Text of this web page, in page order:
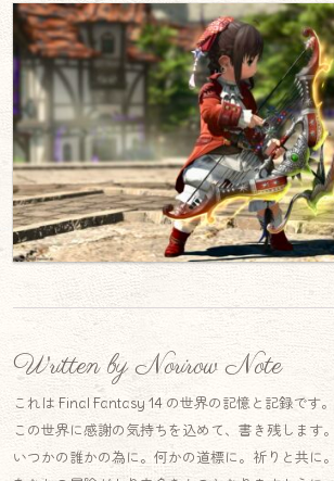
Written by Norirow Note
これは Final Fantasy 14 の世界の記憶と記録です。
この世界に感謝の気持ちを込めて、書き残します。
いつかの誰かの為に。何かの道標に。祈りと共に。